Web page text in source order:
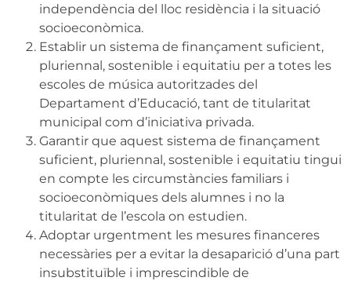
independència del lloc residència i la situació
socioeconòmica.
Establir un sistema de finançament suficient,
pluriennal, sostenible i equitatiu per a totes les
escoles de música autoritzades del
Departament d’Educació, tant de titularitat
municipal com d’iniciativa privada.
Garantir que aquest sistema de finançament
suficient, pluriennal, sostenible i equitatiu tingui
en compte les circumstàncies familiars i
socioeconòmiques dels alumnes i no la
titularitat de l’escola on estudien.
Adoptar urgentment les mesures financeres
necessàries per a evitar la desaparició d’una part
insubstituïble i imprescindible de